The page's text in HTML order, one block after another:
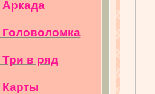
Аркада
Головоломка
Три в ряд
Карты